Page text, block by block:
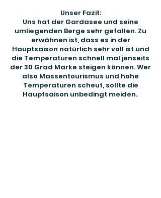
Unser Fazit:
Uns hat der Gardasee und seine
umliegenden Berge sehr gefallen. Zu
erwähnen ist, dass es in der
Hauptsaison natürlich sehr voll ist und
die Temperaturen schnell mal jenseits
der 30 Grad Marke steigen können. Wer
also Massentourismus und hohe
Temperaturen scheut, sollte die
Hauptsaison unbedingt meiden.